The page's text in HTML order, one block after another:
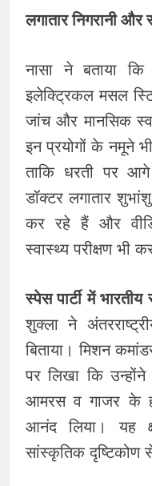
लगातार निगरानी और
नासा ने बताया
इलेक्ट्रिकल मसल
जांच और मानसिक
इन प्रयोगों के नमूने
ताकि धरती पर
डॉक्टर लगातार
कर रहे हैं और
स्वास्थ्य परीक्षण भी
स्पेस पार्टी में भारतीय
शुक्ला ने
बिताया। मिशन
पर लिखा कि उन्होंने
आमरस व गाजर के
आनंद लिया। यह
सांस्कृतिक दृष्टिकोण